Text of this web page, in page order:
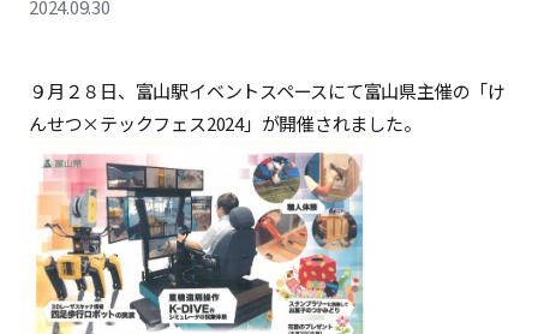
2024.09.30
９月２８日、富山駅イベントスペースにて富山県主催の「け
んせつ×テックフェス2024」が開催されました。